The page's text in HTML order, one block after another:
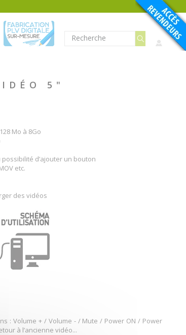
5"
Mo à 8Go
d’ajouter un bouton
etc.
des vidéos
: Volume + / Volume - / Mute / Power ON / Power
à l’ancienne vidéo...